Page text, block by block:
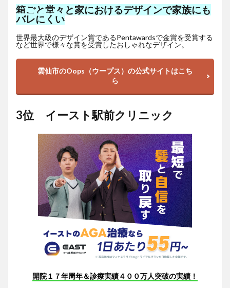
箱ごと堂々と家におけるデザインで家族にも
バレにくい
世界最大級のデザイン賞であるPentawardsで金賞を受賞する
など世界で様々な賞を受賞したおしゃれなデザイン。
雲仙市のOops（ウープス）の公式サイトはこち
ら
3位 イースト駅前クリニック
開院１７年周年＆診療実績４００万人突破の実績！